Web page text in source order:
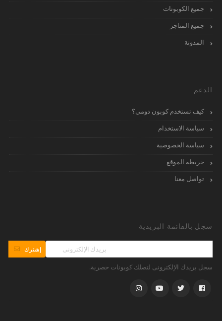
جميع الكوبونات
جميع المتاجر
المدونة
الدعم
كيف تستخدم كوبون دومي؟
سياسة الاستخدام
سياسة الخصوصية
خريطة الموقع
تواصل معنا
سجل بالقائمة البريدية
إشترك
سجل بريدك الإلكترونى لتصلك كوبونات حصرية.